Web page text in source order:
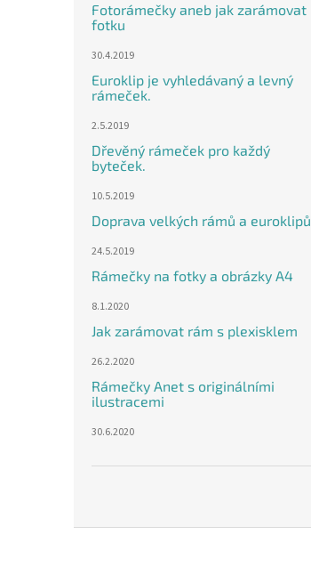
Fotorámečky aneb jak zarámovat
fotku
30.4.2019
Euroklip je vyhledávaný a levný
rámeček.
2.5.2019
Dřevěný rámeček pro každý
byteček.
10.5.2019
Doprava velkých rámů a euroklipů
24.5.2019
Rámečky na fotky a obrázky A4
8.1.2020
Jak zarámovat rám s plexisklem
26.2.2020
Rámečky Anet s originálními
ilustracemi
30.6.2020